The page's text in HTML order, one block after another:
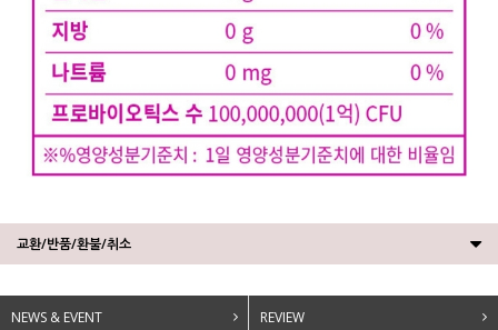
교환/반품/환불/취소
NEWS & EVENT REVIEW